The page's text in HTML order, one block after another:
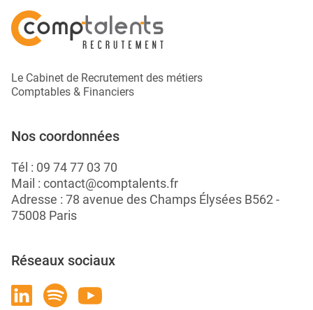
Le Cabinet de Recrutement des métiers
Comptables & Financiers
Nos coordonnées
Tél : 09 74 77 03 70
Mail : contact@comptalents.fr
Adresse : 78 avenue des Champs Élysées B562 -
75008 Paris
Réseaux sociaux